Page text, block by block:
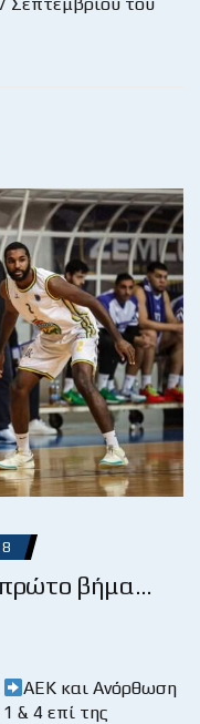
βήμα…
ΑΕΚ και Ανόρθωση
& 4 επί της